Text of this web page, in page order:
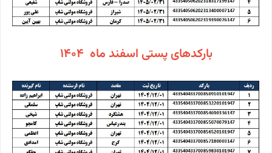
بارکدهای پستی اسفند ماه 1404